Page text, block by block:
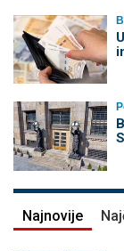
Najnovije